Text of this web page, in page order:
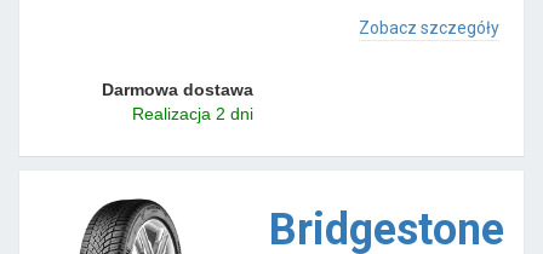
Zobacz szczegóły
Darmowa dostawa
Realizacja 2 dni
Bridgestone